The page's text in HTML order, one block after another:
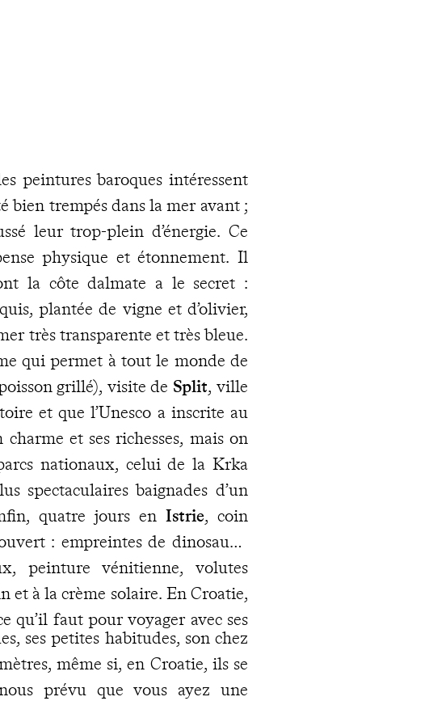
peintures baroques intéressent
bien trempés dans la mer avant ;
leur trop-plein d’énergie. Ce
physique et étonnement. Il
la côte dalmate a le secret :
plantée de vigne et d’olivier,
très transparente et très bleue.
qui permet à tout le monde de
grillé), visite de Split, ville
et que l’Unesco a inscrite au
et ses richesses, mais on
nationaux, celui de la Krka
spectaculaires baignades d’un
quatre jours en Istrie, coin
: empreintes de dinosaure,
peinture vénitienne, volutes
à la crème solaire. En Croatie,
qu’il faut pour voyager avec ses
ses petites habitudes, son chez
même si, en Croatie, ils se
prévu que vous ayez une